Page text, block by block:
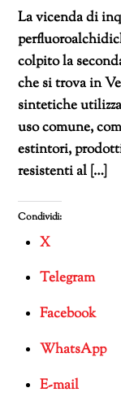
La vicenda di
colpito la
che si trova in
sintetiche
uso comune,
estintori,
resistenti al […]
Condividi:
X
Telegram
Facebook
WhatsApp
E-mail